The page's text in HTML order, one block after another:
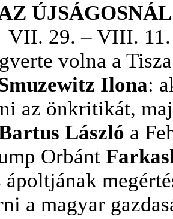
ÚJSÁGOSNÁL
VII. 29. – VIII. 11.
volna a
Ilona:
az önkritikát,
László a
Orbánt
a magyar